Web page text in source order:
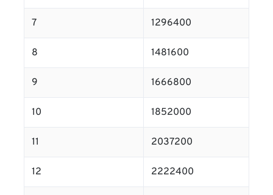
7 1296400
8 1481600
9 1666800
10 1852000
11 2037200
12 2222400